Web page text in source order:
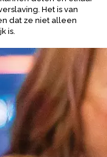
Het is van
dat ze niet alleen
is.